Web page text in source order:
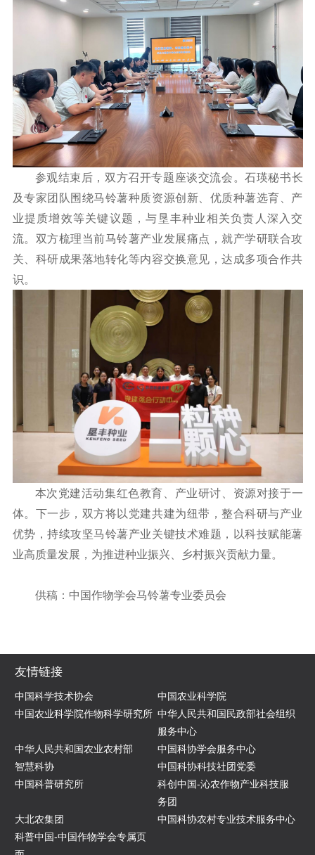
参观结束后，双方召开专题座谈交流会。石瑛秘书长
及专家团队围绕马铃薯种质资源创新、优质种薯选育、产
业提质增效等关键议题，与垦丰种业相关负责人深入交
流。双方梳理当前马铃薯产业发展痛点，就产学研联合攻
关、科研成果落地转化等内容交换意见，达成多项合作共
识。
本次党建活动集红色教育、产业研讨、资源对接于一
体。下一步，双方将以党建共建为纽带，整合科研与产业
优势，持续攻坚马铃薯产业关键技术难题，以科技赋能薯
业高质量发展，为推进种业振兴、乡村振兴贡献力量。
供稿：中国作物学会马铃薯专业委员会
友情链接
中国科学技术协会
中国农业科学院
中国农业科学院作物科学研究所 中华人民共和国民政部社会组织
服务中心
中华人民共和国农业农村部
中国科协学会服务中心
智慧科协
中国科协科技社团党委
中国科普研究所
科创中国-沁农作物产业科技服
务团
大北农集团
中国科协农村专业技术服务中心
科普中国-中国作物学会专属页